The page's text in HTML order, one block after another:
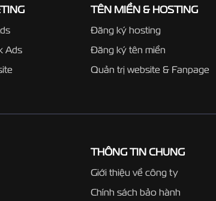
Ads
TÊN MIỀN & HOSTING
Đăng ký hosting
Đăng ký tên miền
Quản trị website & Fanpage
THÔNG TIN CHUNG
Giới thiệu về công ty
Chính sách bảo hành